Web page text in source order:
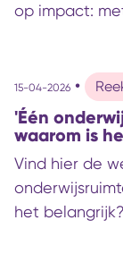
op impact:
15-04-2026 •
'Één
waarom is
Vind hier de
het belangrijk?